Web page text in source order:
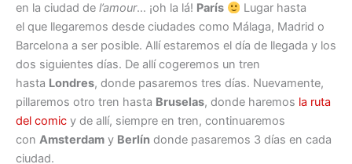
en la ciudad de l’amour… ¡oh la lá! París
Lugar hasta
el que llegaremos desde ciudades como Málaga, Madrid o
Barcelona a ser posible. Allí estaremos el día de llegada y los
dos siguientes días. De allí cogeremos un tren
hasta Londres, donde pasaremos tres días. Nuevamente,
pillaremos otro tren hasta Bruselas, donde haremos la ruta
del comic y de allí, siempre en tren, continuaremos
con Amsterdam y Berlín donde pasaremos 3 días en cada
ciudad.